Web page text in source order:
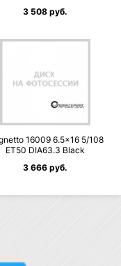
3 508 руб.
16009 6.5×16 5/108
ET50 DIA63.3 Black
3 666 руб.